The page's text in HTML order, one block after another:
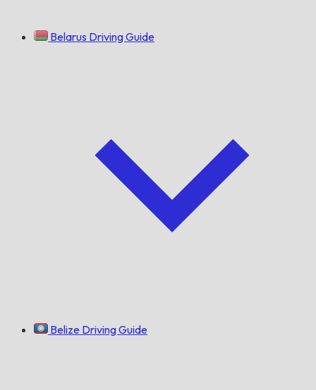
Belarus Driving Guide
Belize Driving Guide